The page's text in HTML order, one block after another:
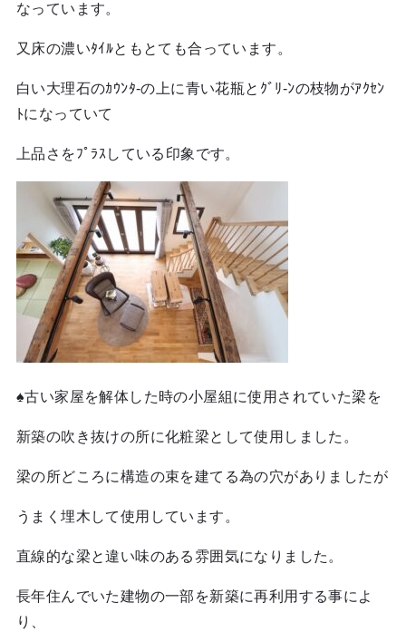
なっています。
又床の濃いﾀｲﾙともとても合っています。
白い大理石のｶｳﾝﾀ-の上に青い花瓶とｸﾞﾘ-ﾝの枝物がｱｸｾﾝ
ﾄになっていて
上品さをﾌﾟﾗｽしている印象です。
♠古い家屋を解体した時の小屋組に使用されていた梁を
新築の吹き抜けの所に化粧梁として使用しました。
梁の所どころに構造の束を建てる為の穴がありましたが
うまく埋木して使用しています。
直線的な梁と違い味のある雰囲気になりました。
長年住んでいた建物の一部を新築に再利用する事によ
り、